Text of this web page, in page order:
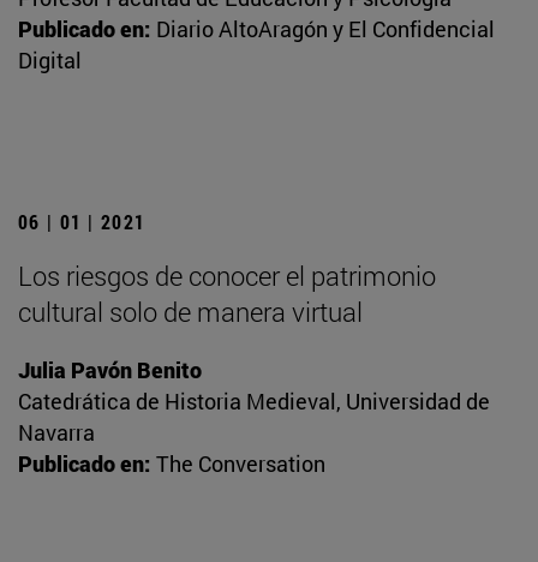
Publicado en: Diario AltoAragón y El Confidencial
Digital
06 | 01 | 2021
Los riesgos de conocer el patrimonio
cultural solo de manera virtual
Julia Pavón Benito
Catedrática de Historia Medieval, Universidad de
Navarra
Publicado en: The Conversation